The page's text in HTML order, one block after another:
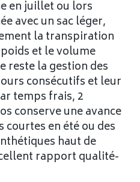
en juillet ou lors
avec un sac léger,
la transpiration
et le volume
reste la gestion des
consécutifs et leur
temps frais, 2
conserve une avance
courtes en été ou des
haut de
rapport qualité-